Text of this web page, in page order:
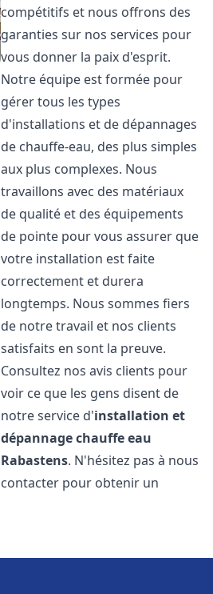
compétitifs et nous offrons des
garanties sur nos services pour
vous donner la paix d'esprit.
Notre équipe est formée pour
gérer tous les types
d'installations et de dépannages
de chauffe-eau, des plus simples
aux plus complexes. Nous
travaillons avec des matériaux
de qualité et des équipements
de pointe pour vous assurer que
votre installation est faite
correctement et durera
longtemps. Nous sommes fiers
de notre travail et nos clients
satisfaits en sont la preuve.
Consultez nos avis clients pour
voir ce que les gens disent de
notre service d'installation et
dépannage chauffe eau
Rabastens. N'hésitez pas à nous
contacter pour obtenir un